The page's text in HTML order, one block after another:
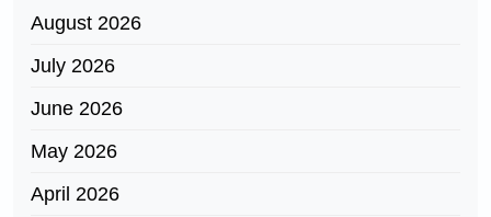
August 2026
July 2026
June 2026
May 2026
April 2026